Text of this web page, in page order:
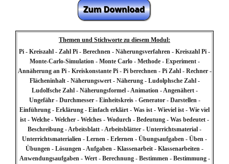
Themen und Stichworte zu diesem Modul:
Pi - Kreiszahl - Zahl Pi - Berechnen - Näherungsverfahren - Kreiszahl Pi -
Monte-Carlo-Simulation - Monte Carlo - Methode - Experiment -
Annäherung an Pi - Kreiskonstante Pi - Pi berechnen - Pi Zahl - Rechner -
Flächeninhalt - Näherungswert - Näherung - Ludolphsche Zahl -
Ludolfsche Zahl - Näherungsformel - Animation - Angenähert -
Ungefähr - Durchmesser - Einheitskreis - Generator - Darstellen -
Einführung - Erklärung - Einfach erklärt - Was ist - Wieviel ist - Wie viel
ist - Welche - Welcher - Welches - Wodurch - Bedeutung - Was bedeutet -
Beschreibung - Arbeitsblatt - Arbeitsblätter - Unterrichtsmaterial -
Unterrichtsmaterialien - Lernen - Erlernen - Übungsaufgaben - Üben -
Übungen - Lösungen - Aufgaben - Klassenarbeit - Klassenarbeiten -
Anwendungsaufgaben - Wert - Berechnung - Bestimmen - Bestimmung -